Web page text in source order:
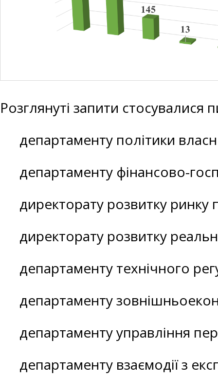
Розглянуті запити
департаменту політики
департаменту фінансово-
директорату розвитку ринку
директорату розвитку
департаменту технічного
департаменту
департаменту управління
департаменту взаємодії з